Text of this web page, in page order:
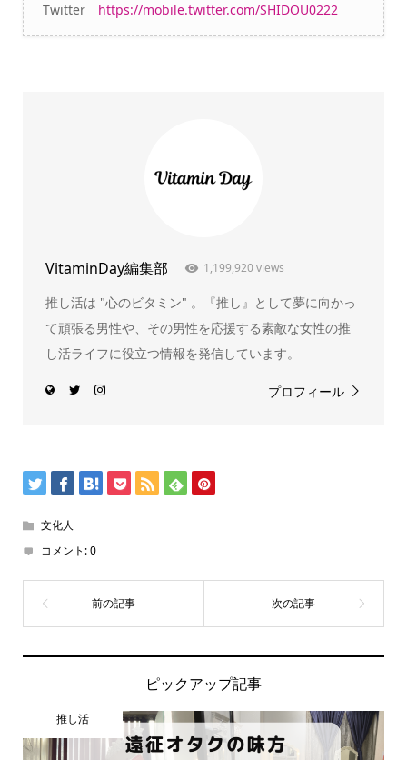
Twitter https://mobile.twitter.com/SHIDOU0222
VitaminDay編集部 1,199,920 views
推し活は "心のビタミン" 。『推し』として夢に向かっ
て頑張る男性や、その男性を応援する素敵な女性の推
し活ライフに役立つ情報を発信しています。
プロフィール
文化人
コメント:0
ピックアップ記事
推し活